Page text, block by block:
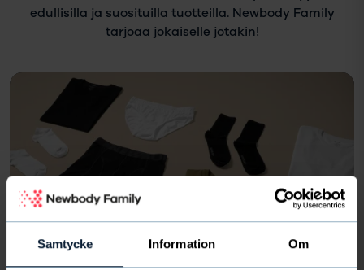
Samtycke Information Om
edullisilla ja suosituilla tuotteilla. Newbody Family
tarjoaa jokaiselle jotakin!